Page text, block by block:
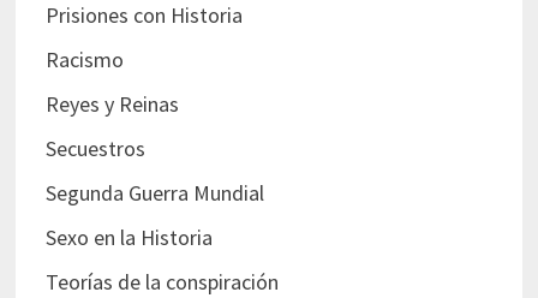
Prisiones con Historia
Racismo
Reyes y Reinas
Secuestros
Segunda Guerra Mundial
Sexo en la Historia
Teorías de la conspiración